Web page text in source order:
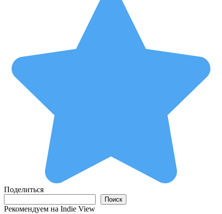
Поделиться
Поиск
Рекомендуем на Indie View